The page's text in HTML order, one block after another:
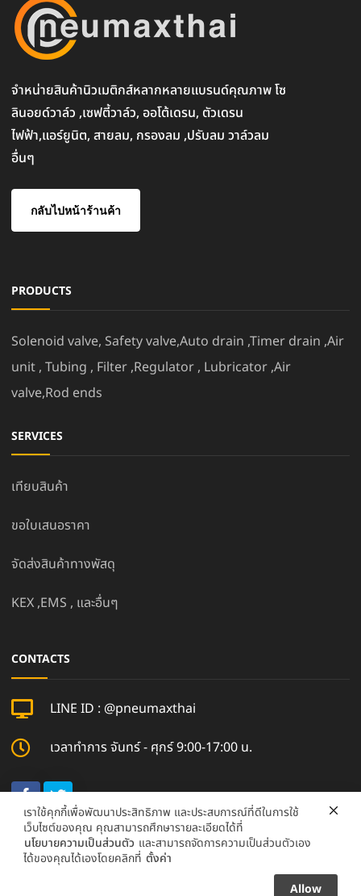
จำหน่ายสินค้านิวเมติกส์หลากหลายแบรนด์คุณภาพ โซ
ลินอยด์วาล์ว ,เซฟตี้วาล์ว, ออโต้เดรน, ตัวเดรน
ไฟฟ้า,แอร์ยูนิต, สายลม, กรองลม ,ปรับลม วาล์วลม
อื่นๆ
กลับไปหน้าร้านค้า
PRODUCTS
Solenoid valve, Safety valve,Auto drain ,Timer drain ,Air
unit , Tubing , Filter ,Regulator , Lubricator ,Air
valve,Rod ends
SERVICES
เทียบสินค้า
ขอใบเสนอราคา
จัดส่งสินค้าทางพัสดุ
KEX ,EMS , และอื่นๆ
CONTACTS
LINE ID : @pneumaxthai
เวลาทำการ จันทร์ - ศุกร์ 9:00-17:00 น.
pneumaxthai.com ©2017- 2026 | pneumaxthai, All
เราใช้คุกกี้เพื่อพัฒนาประสิทธิภาพ และประสบการณ์ที่ดีในการใช้
เว็บไซต์ของคุณ คุณสามารถศึกษารายละเอียดได้ที่
นโยบายความเป็นส่วนตัว และสามารถจัดการความเป็นส่วนตัวเอง
ได้ของคุณได้เองโดยคลิกที่ ตั้งค่า
Allow